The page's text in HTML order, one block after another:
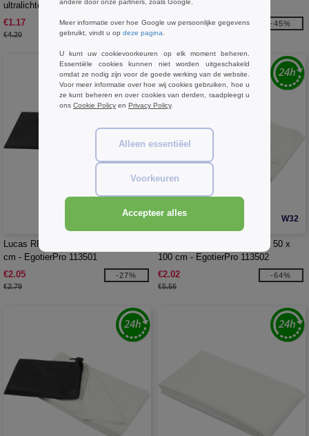
ultralichte en sneldrogende
handdoek 30 x 50 cm
€1.17
€4.20
-72%
ultralichte en sneldrogende
handdoek 50 x 100 cm
€5.93
€10.79
-45%
W32
Lucas RPET sporthanddoek 30 x 80
cm - EgotierPro 113501
€2.05
€2.79
-27%
W32
Lucas RPET sporthanddoek 50 x
100 cm - EgotierPro 113502
€2.02
€5.56
-64%
Meer informatie over hoe Google uw persoonlijke gegevens
gebruikt, vindt u op deze pagina
U kunt uw cookievoorkeuren op elk moment beheren.
Essentiële cookies kunnen niet worden uitgeschakeld
omdat ze nodig zijn voor de goede werking van de website.
Voor meer informatie over hoe wij cookies gebruiken, hoe u
ze kunt beheren en over cookies van derden, raadpleegt u
ons Cookie Policy en Privacy Policy.
Alleen essentiëel
Voorkeuren
Accepteer alles